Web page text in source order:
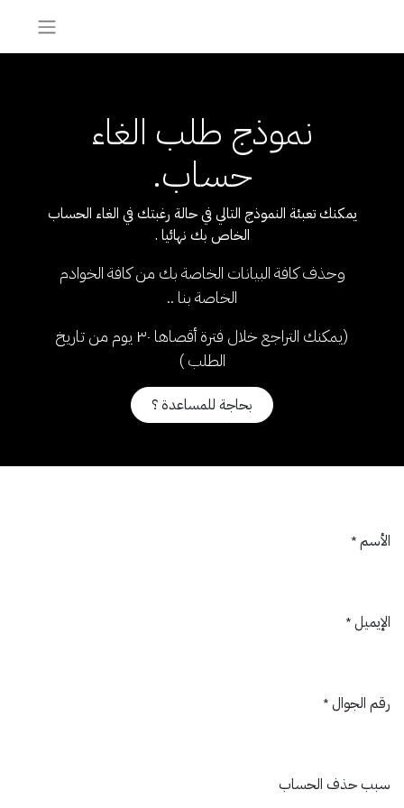
نموذج طلب الغاء
حساب.
يمكنك تعبئة النموذج التالي في حالة رغبتك في الغاء الحساب
الخاص بك نهائيا .
وحذف كافة البيانات الخاصة بك من كافة الخوادم
الخاصة بنا ..
(يمكنك التراجع خلال فترة أقصاها ٣٠ يوم من تاريخ
الطلب )
بحاجة للمساعدة ؟
الأسم*
الإيميل*
رقم الجوال*
سبب حذف الحساب